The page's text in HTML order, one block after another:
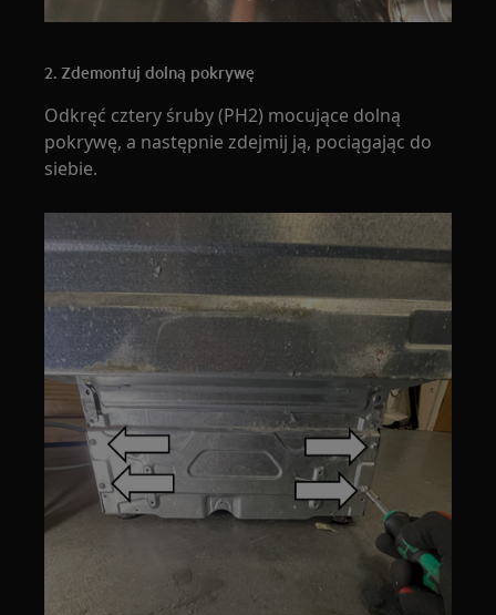
2. Zdemontuj dolną pokrywę
Odkręć cztery śruby (PH2) mocujące dolną
pokrywę, a następnie zdejmij ją, pociągając do
siebie.